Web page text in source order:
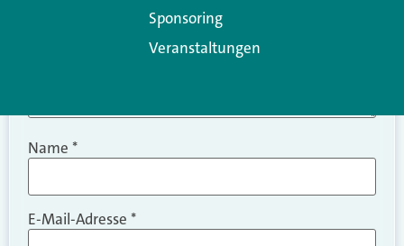
Name *
E-Mail-Adresse *
Sponsoring
Veranstaltungen